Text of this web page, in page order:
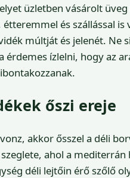
üzletben vásárolt
és szállással is
múltját és jelenét. Ne
ízlelni, hogy az
őszi ereje
akkor ősszel a déli
ahol a
déli lejtőin érő szőlő